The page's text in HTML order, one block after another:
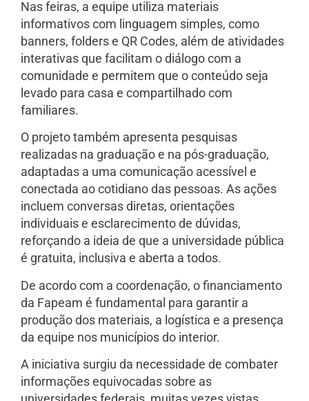
Nas feiras, a equipe utiliza materiais
informativos com linguagem simples, como
banners, folders e QR Codes, além de atividades
interativas que facilitam o diálogo com a
comunidade e permitem que o conteúdo seja
levado para casa e compartilhado com
familiares.
O projeto também apresenta pesquisas
realizadas na graduação e na pós-graduação,
adaptadas a uma comunicação acessível e
conectada ao cotidiano das pessoas. As ações
incluem conversas diretas, orientações
individuais e esclarecimento de dúvidas,
reforçando a ideia de que a universidade pública
é gratuita, inclusiva e aberta a todos.
De acordo com a coordenação, o financiamento
da Fapeam é fundamental para garantir a
produção dos materiais, a logística e a presença
da equipe nos municípios do interior.
A iniciativa surgiu da necessidade de combater
informações equivocadas sobre as